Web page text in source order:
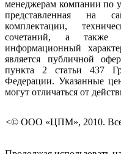
менеджерам компании по
представленная на
комплектации,
сочетаний, а также
информационный
является публичной
пункта 2 статьи 437
Федерации. Указанные
могут отличаться от
<© ООО «ЦПМ», 2010. Все